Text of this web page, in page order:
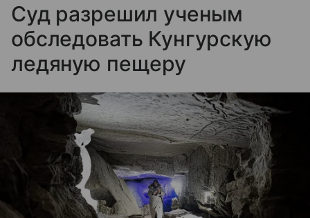
Суд разрешил ученым
обследовать Кунгурскую
ледяную пещеру